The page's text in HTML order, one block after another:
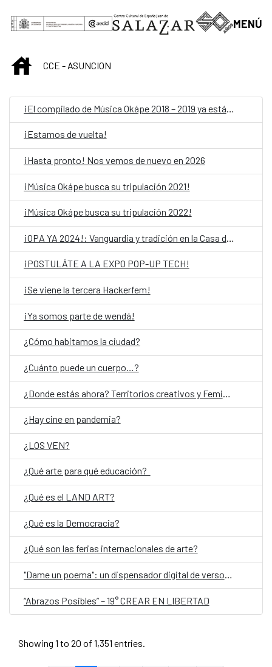
MENÚ
INICIOCCE - ASUNCION
¡Estamos de vuelta!
¡Hasta pronto! Nos vemos de nuevo en 2026
¡Música Okápe busca su tripulación 2021!
¡Música Okápe busca su tripulación 2022!
¡OPA YA 2024!: Vanguardia y tradición en la Casa del Bicentenario de las Artes Visuales
¡POSTULÁTE A LA EXPO POP-UP TECH!
¡Se viene la tercera Hackerfem!
¡Ya somos parte de wendá!
¿Cómo habitamos la ciudad?
¿Cuánto puede un cuerpo…?
¿Hay cine en pandemia?
¿LOS VEN?
¿Qué arte para qué educación?
¿Qué es el LAND ART?
¿Qué es la Democracia?
¿Qué son las ferias internacionales de arte?
"Dame un poema": un dispensador digital de versos, en el Día Mundial de la Poesía
“Abrazos Posibles” – 19° CREAR EN LIBERTAD
Showing 1 to 20 of 1,351 entries.